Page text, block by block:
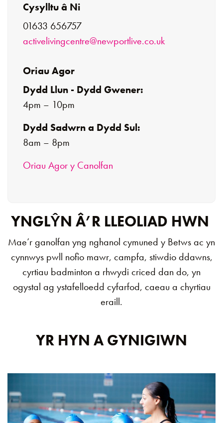
Cysylltu â Ni
01633 656757
activelivingcentre@newportlive.co.uk
Oriau Agor
Dydd Llun - Dydd Gwener:
4pm – 10pm
Dydd Sadwrn a Dydd Sul:
8am – 8pm
Oriau Agor y Canolfan
YNGLŶN Â’R LLEOLIAD HWN
Mae’r ganolfan yng nghanol cymuned y Betws ac yn
cynnwys pwll nofio mawr, campfa, stiwdio ddawns,
cyrtiau badminton a rhwydi criced dan do, yn
ogystal ag ystafelloedd cyfarfod, caeau a chyrtiau
eraill.
YR HYN A GYNIGIWN